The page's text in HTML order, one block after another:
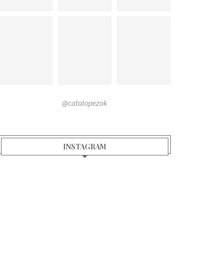
@catalopezok
INSTAGRAM